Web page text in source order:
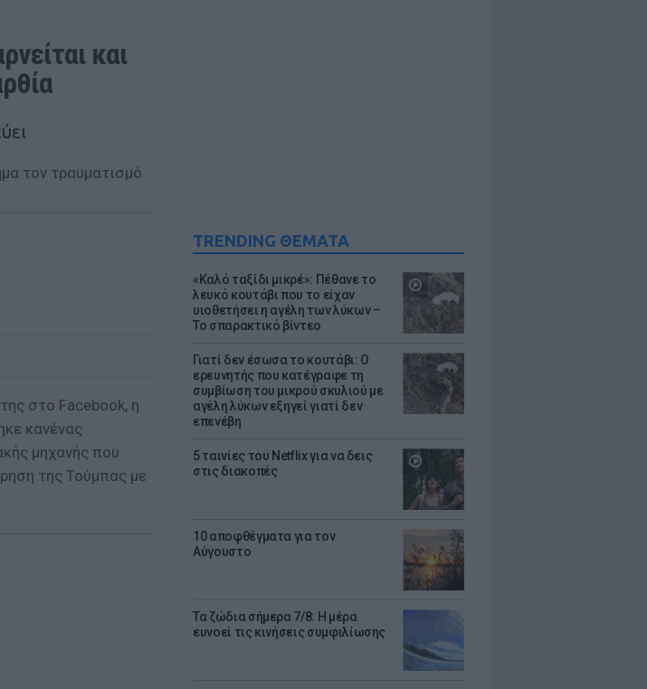
TRENDING ΘΕΜΑΤΑ
«Καλό ταξίδι μικρέ»: Πέθανε το
λευκό κουτάβι που το είχαν
υιοθετήσει η αγέλη των λύκων –
Το σπαρακτικό βίντεο
Γιατί δεν έσωσα το κουτάβι: Ο
ερευνητής που κατέγραφε τη
συμβίωση του μικρού σκυλιού με
αγέλη λύκων εξηγεί γιατί δεν
επενέβη
5 ταινίες του Netflix για να δεις
στις διακοπές
10 αποφθέγματα για τον
Αύγουστο
Τα ζώδια σήμερα 7/8: Η μέρα
ευνοεί τις κινήσεις συμφιλίωσης
και
στο Facebook, η
κανένας
μηχανής που
της Τούμπας με